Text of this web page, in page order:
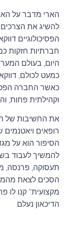
הארי מדבר על
להשיג את הצרכים
הפסיכולוגיים
חברתיות חזקות
היום, בעולם
כמעט לכולם,
כאשר החברה הפכה
וקהילתית פחות,
את החשיבות של
רופאים
הסיפור הוא על
להמשיך לעבוד
תעסוקה, פרנסה,
הסכים לצאת
מקצועית" קנו לו
הדיכאון נעלם.